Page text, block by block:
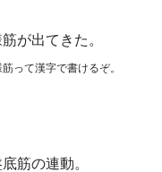
が出てきた。
って漢字で書けるぞ。
筋の連動。